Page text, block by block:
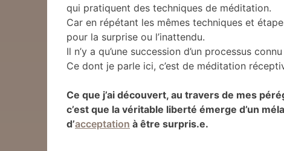
qui pratiquent des techniques de méditation.
Car en répétant les mêmes techniques et
pour la surprise ou l’inattendu.
Il n’y a qu’une succession d’un processus
Ce dont je parle ici, c’est de méditation
Ce que j’ai découvert, au travers de mes
c’est que la véritable liberté émerge d’un
d’acceptation à être surpris.e.